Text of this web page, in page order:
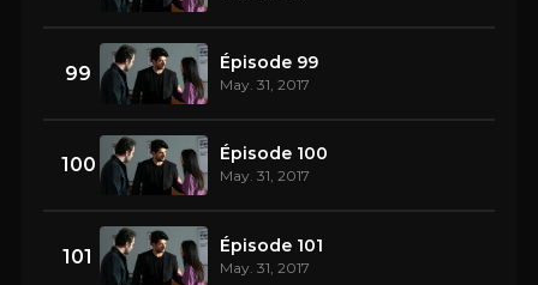
99 Épisode 99
May. 31, 2017
100 Épisode 100
May. 31, 2017
101 Épisode 101
May. 31, 2017